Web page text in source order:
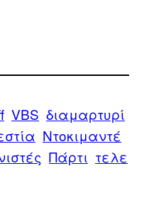
VBS διαμαρτυρί
Ντοκιμαντέ
Πάρτι τελε